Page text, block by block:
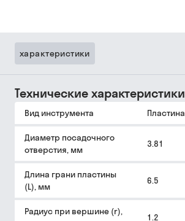
характеристики
Технические характеристики
Вид инструмента Пластина
Диаметр посадочного
отверстия, мм
3.81
Длина грани пластины
(L), мм
6.5
Радиус при вершине (r),
1.2